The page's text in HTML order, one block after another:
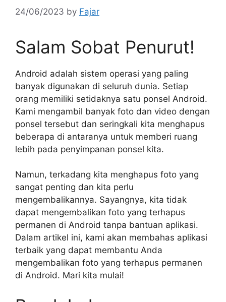
24/06/2023 by Fajar
Salam Sobat Penurut!
Android adalah sistem operasi yang paling
banyak digunakan di seluruh dunia. Setiap
orang memiliki setidaknya satu ponsel Android.
Kami mengambil banyak foto dan video dengan
ponsel tersebut dan seringkali kita menghapus
beberapa di antaranya untuk memberi ruang
lebih pada penyimpanan ponsel kita.
Namun, terkadang kita menghapus foto yang
sangat penting dan kita perlu
mengembalikannya. Sayangnya, kita tidak
dapat mengembalikan foto yang terhapus
permanen di Android tanpa bantuan aplikasi.
Dalam artikel ini, kami akan membahas aplikasi
terbaik yang dapat membantu Anda
mengembalikan foto yang terhapus permanen
di Android. Mari kita mulai!